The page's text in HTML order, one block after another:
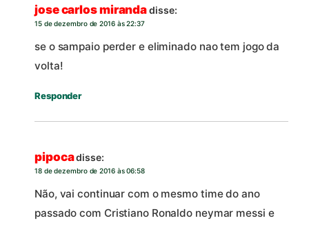
jose carlos mirandadisse:
15 de dezembro de 2016 às 22:37
se o sampaio perder e eliminado nao tem jogo da
volta!
Responder
pipocadisse:
18 de dezembro de 2016 às 06:58
Não, vai continuar com o mesmo time do ano
passado com Cristiano Ronaldo neymar messi e